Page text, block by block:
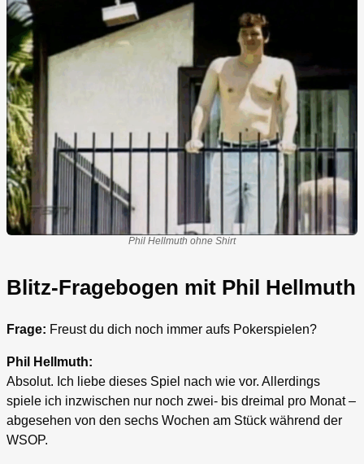
Phil Hellmuth ohne Shirt
Blitz-Fragebogen mit Phil Hellmuth
Frage: Freust du dich noch immer aufs Pokerspielen?
Phil Hellmuth:
Absolut. Ich liebe dieses Spiel nach wie vor. Allerdings
spiele ich inzwischen nur noch zwei- bis dreimal pro Monat –
abgesehen von den sechs Wochen am Stück während der
WSOP.